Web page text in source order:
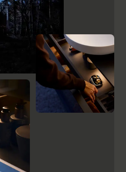
interior. El cajón
objetos y la división
además el excelente
baño